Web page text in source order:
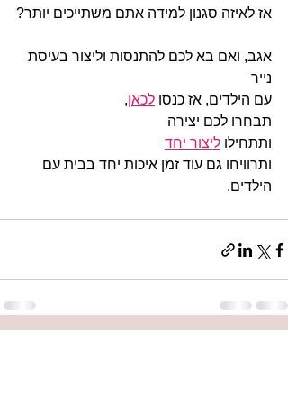
אז לאיזה סגנון למידה אתם משתייכים יותר?
אגב, ואם בא לכם להתנסות וליצור בעיסת
נייר
עם הילדים, אז כנסו לכאן,
תבחרו לכם יצירה
ותתחילו ליצור יחד
ותרוויחו גם עוד זמן איכות יחד בבית עם
הילדים.